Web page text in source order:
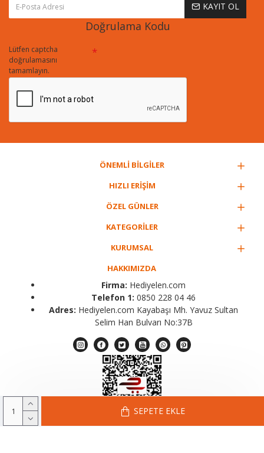
SEPETE EKLE
KAYIT OL
Doğrulama Kodu
Lütfen captcha
doğrulamasını
tamamlayın.
ÖNEMLİ BİLGİLER
HIZLI ERİŞİM
ÖZEL GÜNLER
KATEGORİLER
KURUMSAL
HAKKIMIZDA
Firma: Hediyelen.com
Telefon 1: 0850 228 04 46
Adres: Hediyelen.com Kayabaşı Mh. Yavuz Sultan
Selim Han Bulvarı No:37B